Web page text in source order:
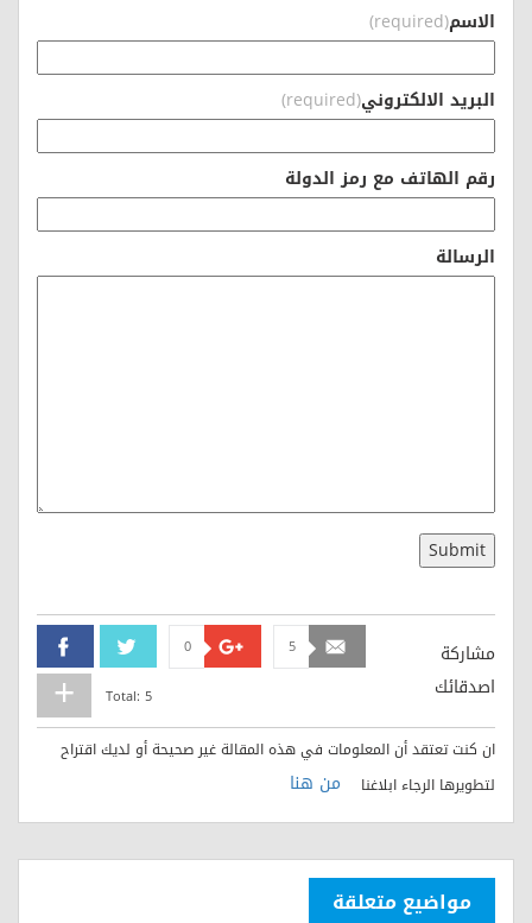
الاسم(required)
البريد الالكتروني(required)
رقم الهاتف مع رمز الدولة
الرسالة
Submit
مشاركة
اصدقائك
Facebook Twitter
0 Google+
5
Total: 5
ان كنت تعتقد أن المعلومات في هذه المقالة غير صحيحة أو لديك اقتراح
لتطويرها الرجاء ابلاغنا
من هنا
مواضيع متعلقة